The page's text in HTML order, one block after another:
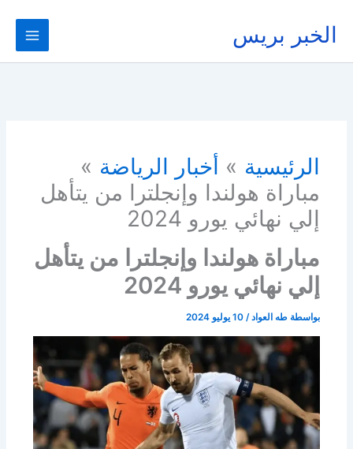
المحتوى
الخبر بريس
الرئيسية
أخبار الرياضة
مباراة هولندا وإنجلترا من يتأهل
إلي نهائي يورو 2024
مباراة هولندا وإنجلترا من يتأهل
إلي نهائي يورو 2024
بواسطة طه العواد/10 يوليو 2024